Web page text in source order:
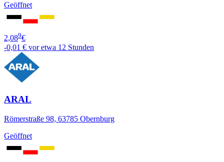
Geöffnet
2,089€
-0,01 € vor etwa 12 Stunden
ARAL
Römerstraße 98, 63785 Obernburg
Geöffnet